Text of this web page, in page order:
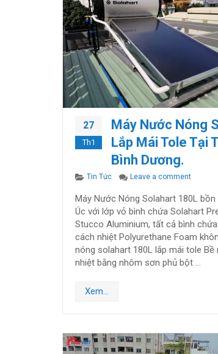
27
Th1
Máy Nước Nóng
Lắp Mái Tole Tại
Bình Dương.
Categories
Tin Tức Leave a commenton Máy
Máy Nước Nóng Solahart 180L
Úc với lớp vỏ bình chứa Solahart
Stucco Aluminium, tất cả bình
cách nhiệt Polyurethane Foam
nóng solahart 180L lắp mái tole
nhiệt bằng nhôm sơn phủ bột …
Xem...